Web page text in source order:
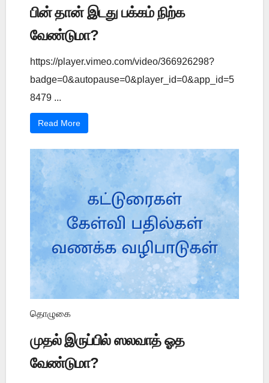
பின் தான் இடது பக்கம் நிற்க
வேண்டுமா?
https://player.vimeo.com/video/366926298?
badge=0&autopause=0&player_id=0&app_id=5
8479 ...
Read More
தொழுகை
முதல் இருப்பில் ஸலவாத் ஓத
வேண்டுமா?